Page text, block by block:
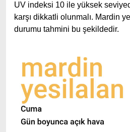
UV indeksi 10 ile yüksek
karşı dikkatli olunmalı. Mardin
durumu tahmini bu şekildedir.